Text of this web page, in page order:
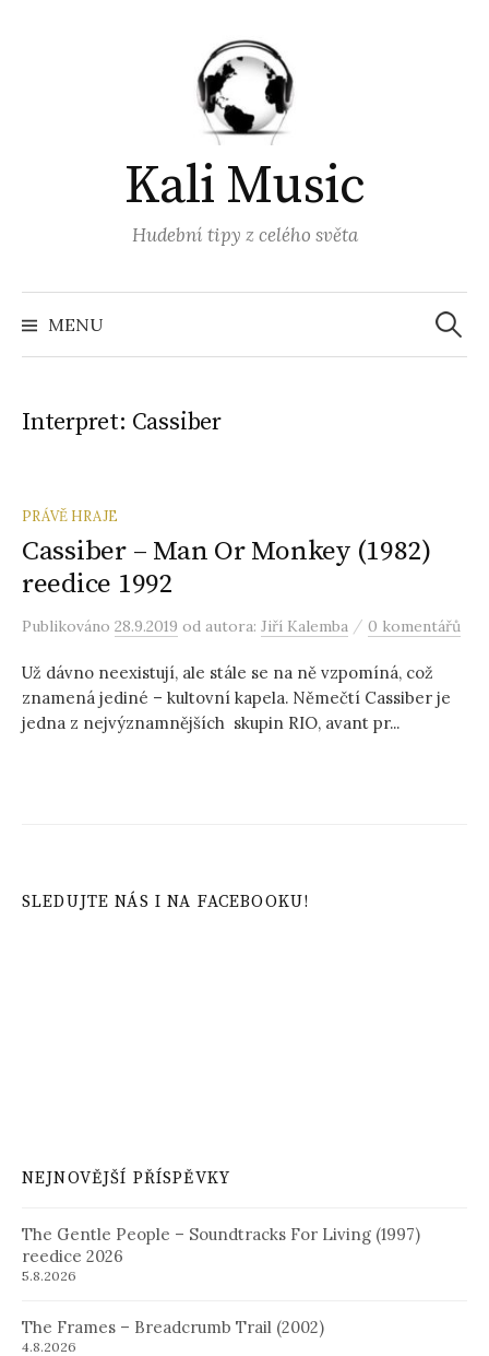
Kali Music
Hudební tipy z celého světa
MENU
Interpret: Cassiber
PRÁVĚ HRAJE
Cassiber – Man Or Monkey (1982)
reedice 1992
Publikováno 28.9.2019 od autora: Jiří Kalemba / 0 komentářů
Už dávno neexistují, ale stále se na ně vzpomíná, což
znamená jediné – kultovní kapela. Němečtí Cassiber je
jedna z nejvýznamnějších skupin RIO, avant pr...
SLEDUJTE NÁS I NA FACEBOOKU!
NEJNOVĚJŠÍ PŘÍSPĚVKY
The Gentle People – Soundtracks For Living (1997)
reedice 2026
5.8.2026
The Frames – Breadcrumb Trail (2002)
4.8.2026